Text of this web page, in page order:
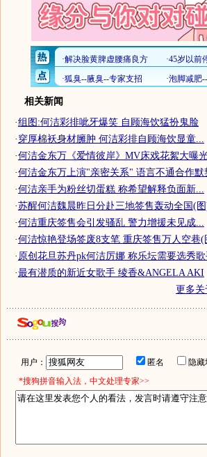
相关新闻
·组图:何洁彩排呲牙爆笑 自顾海饮猛扮鬼脸
·穿厚棉袄身材臃肿 何洁彩排自顾海饮显童...
·何洁金东万《爱情彼岸》MV床戏花絮大曝
·何洁金东万上演"亲密关系" 语言不通合作默
·何洁亲手为粉丝切蛋糕 称希望解释负面新...
·苏醒何洁魏晨昨日分赴三地签售轰动全国(
·何洁重庆签售会引发骚乱 警力增援未见成...
·何洁惊艳登场签废8支笔 重庆签售万人空巷(
· 原创花旦苏丹pk何洁厉娜 称乐坛需要选秀
·最有潜质的新近女歌手 绫香&ANGELA AKI
更多关
用户： 匿名 隐
*搜狗拼音输入法，中文处理专家>>